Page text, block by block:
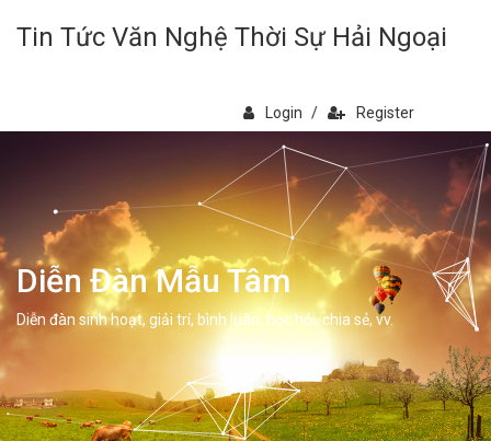
Tin Tức Văn Nghệ Thời Sự Hải Ngoại
Login / Register
Diễn Đàn Mẫu Tâm
Diễn đàn sinh hoạt, giải trí, bình luân, học hỏi, chia sẻ, vv.